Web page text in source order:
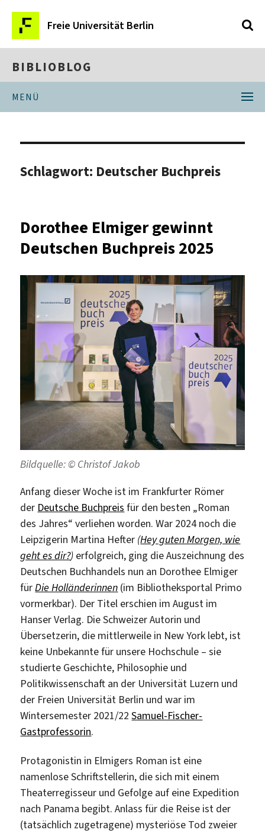
Freie Universität Berlin
BIBLIOBLOG
MENÜ
Schlagwort: Deutscher Buchpreis
Dorothee Elmiger gewinnt
Deutschen Buchpreis 2025
Bildquelle: © Christof Jakob
Anfang dieser Woche ist im Frankfurter Römer
der Deutsche Buchpreis für den besten „Roman
des Jahres“ verliehen worden. War 2024 noch die
Leipzigerin Martina Hefter (Hey guten Morgen, wie
geht es dir?) erfolgreich, ging die Auszeichnung des
Deutschen Buchhandels nun an Dorothee Elmiger
fürDie Holländerinnen (im Bibliotheksportal Primo
vormerkbar). Der Titel erschien im August im
Hanser Verlag. Die Schweizer Autorin und
Übersetzerin, die mittlerweile in New York lebt, ist
keine Unbekannte für unsere Hochschule – sie
studierte Geschichte, Philosophie und
Politikwissenschaft an der Universität Luzern und
der Freien Universität Berlin und war im
Wintersemester 2021/22Samuel-Fischer-
Gastprofessorin.
Protagonistin in Elmigers Roman ist eine
namenlose Schriftstellerin, die sich mit einem
Theaterregisseur und Gefolge auf eine Expedition
nach Panama begibt. Anlass für die Reise ist der
(tatsächlich zugetragene) mysteriöse Tod zweier